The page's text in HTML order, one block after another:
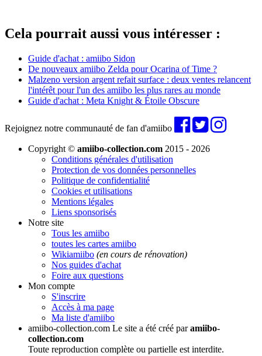
Cela pourrait aussi vous intéresser :
Guide d'achat : amiibo Sidon
De nouveaux amiibo Zelda pour Ocarina of Time ?
Malzeno version argent refait surface : deux ventes relancent
l'intérêt pour l'un des amiibo les plus rares au monde
Guide d'achat : Meta Knight & Étoile Obscure
Rejoignez notre communauté de fan d'amiibo
Copyright © amiibo-collection.com 2015 - 2026
Conditions générales d'utilisation
Protection de vos données personnelles
Politique de confidentialité
Cookies et utilisations
Mentions légales
Liens sponsorisés
Notre site
Tous les amiibo
toutes les cartes amiibo
Wikiamiibo (en cours de rénovation)
Nos guides d'achat
Foire aux questions
Mon compte
S'inscrire
Accès à ma page
Ma liste d'amiibo
amiibo-collection.com Le site a été créé paramiibo-
collection.com
Toute reproduction complète ou partielle est interdite.